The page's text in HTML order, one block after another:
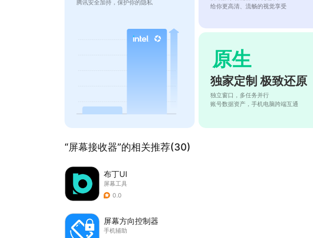
腾讯安全加持，保护你的隐私
给你更高清、流畅的视觉享受
原生
独家定制 极致还原
独立窗口，多任务并行
账号数据资产，手机电脑跨端互通
“屏幕接收器”的相关推荐(30)
布丁UI
屏幕工具
0.0
屏幕方向控制器
手机辅助